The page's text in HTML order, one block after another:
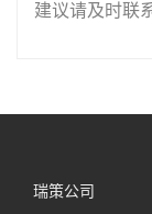
建议请及时联
瑞策公司